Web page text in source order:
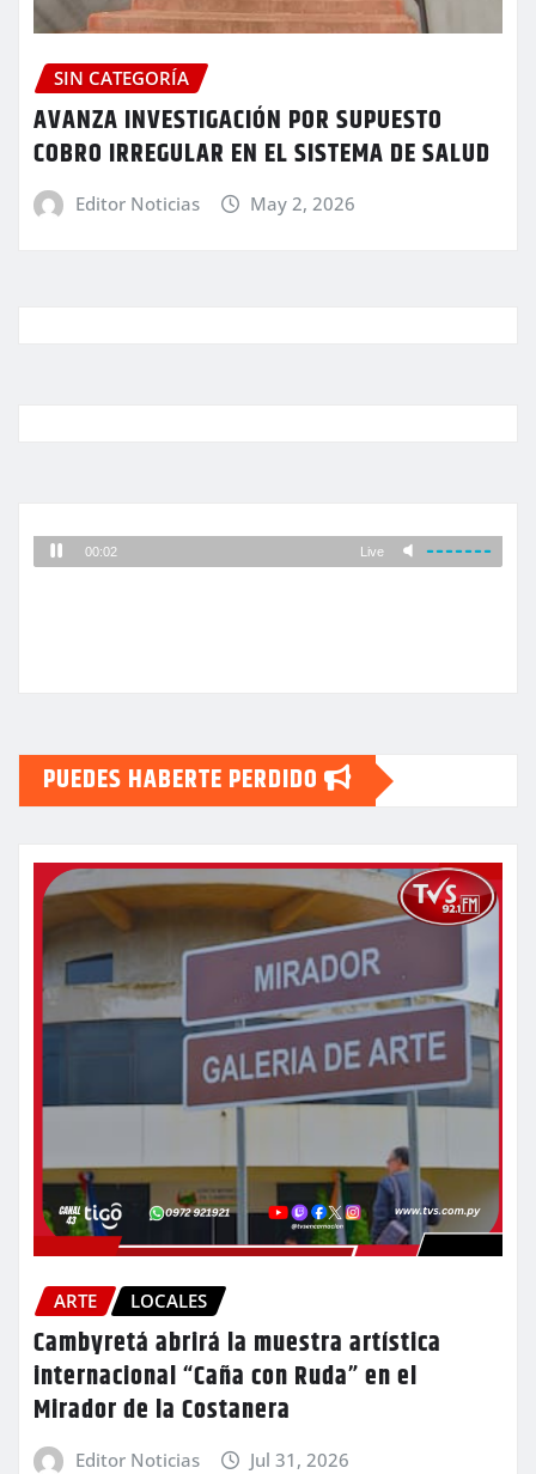
SIN CATEGORÍA
AVANZA INVESTIGACIÓN POR SUPUESTO
COBRO IRREGULAR EN EL SISTEMA DE SALUD
Editor Noticias May 2, 2026
PUEDES HABERTE PERDIDO
ARTE LOCALES
Cambyretá abrirá la muestra artística
internacional “Caña con Ruda” en el
Mirador de la Costanera
Editor Noticias Jul 31, 2026